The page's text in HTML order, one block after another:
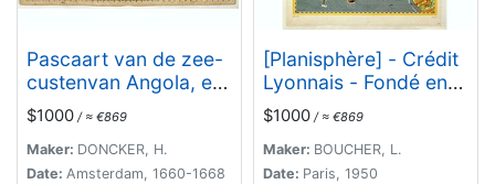
Pascaart van de zee-
custenvan Angola, en
Cimbedas van Rivier
de Galion tot C. de
Bona Esperanca.
$1000 / ≈ €869
Maker: DONCKER, H.
Date: Amsterdam, 1660-1668
[Planisphère] - Crédit
Lyonnais - Fondé en
1863. Afrique du Nord
à Union Française.
$1000 / ≈ €869
Maker: BOUCHER, L.
Date: Paris, 1950